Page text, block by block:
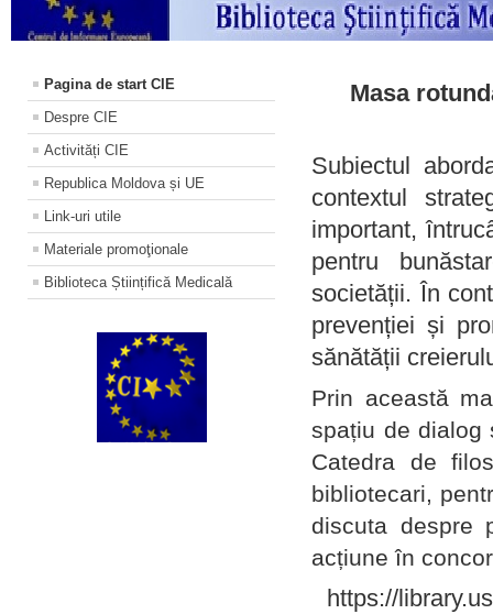
Pagina de start CIE
Despre CIE
Activități CIE
Republica Moldova și UE
Link-uri utile
Materiale promoţionale
Biblioteca Științifică Medicală
Masa
Subiectul
contextul
important,
pentru
societății. În
prevenției și
sănătății
Prin această
spațiu de dialog
Catedra de
bibliotecari,
discuta despre
acțiune în
https://